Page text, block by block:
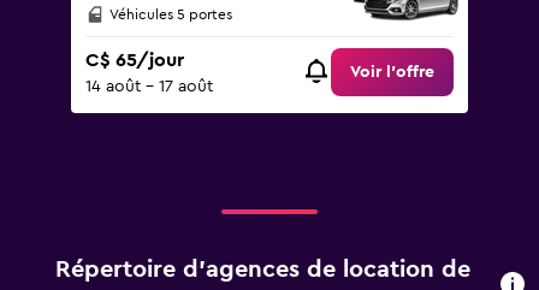
Véhicules 5 portes
C$ 65/jour
14 août - 17 août
Voir l’offre
Répertoire d’agences de location de